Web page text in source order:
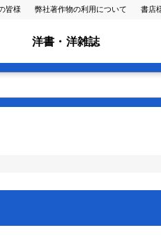
皆様 弊社著作物の利用について 書店
洋書・洋雑誌